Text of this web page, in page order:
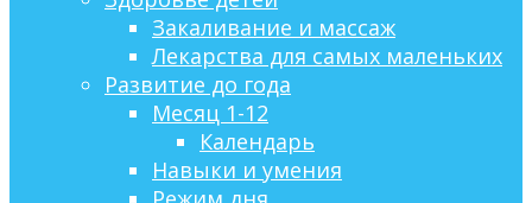
Закаливание и массаж
Лекарства для самых маленьких
Развитие до года
Месяц 1-12
Календарь
Навыки и умения